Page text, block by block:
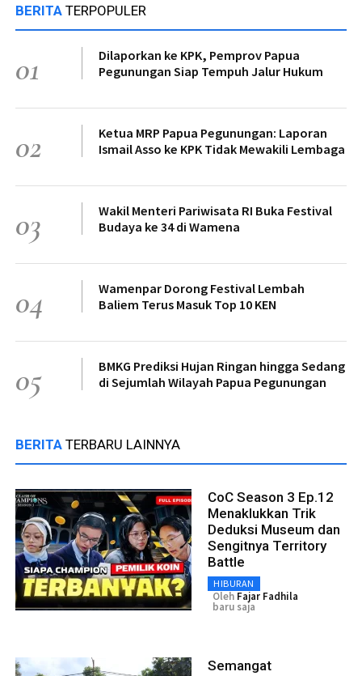
BERITA TERPOPULER
01
Dilaporkan ke KPK, Pemprov Papua
Pegunungan Siap Tempuh Jalur Hukum
02
Ketua MRP Papua Pegunungan: Laporan
Ismail Asso ke KPK Tidak Mewakili Lembaga
03
Wakil Menteri Pariwisata RI Buka Festival
Budaya ke 34 di Wamena
04
Wamenpar Dorong Festival Lembah
Baliem Terus Masuk Top 10 KEN
05
BMKG Prediksi Hujan Ringan hingga Sedang
di Sejumlah Wilayah Papua Pegunungan
BERITA TERBARU LAINNYA
CoC Season 3 Ep.12
Menaklukkan Trik
Deduksi Museum dan
Sengitnya Territory
Battle
HIBURAN
Oleh Fajar Fadhila
baru saja
Semangat